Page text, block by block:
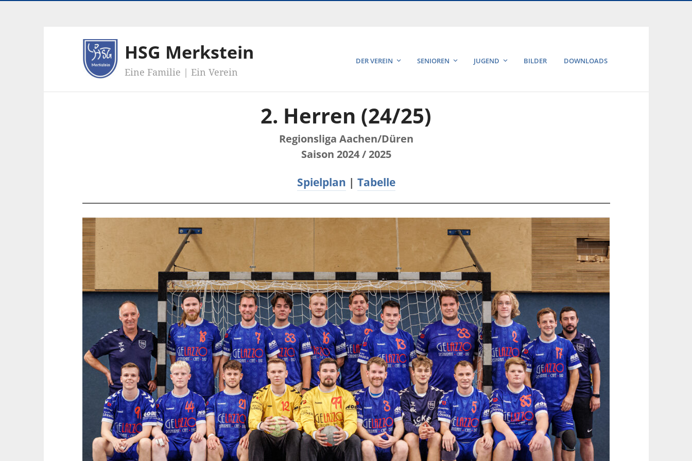
HSG Merkstein
Eine Familie | Ein Verein
DER VEREIN SENIOREN JUGEND BILDER DOWNLOADS
2. Herren (24/25)
Regionsliga Aachen/Düren
Saison 2024 / 2025
Spielplan | Tabelle